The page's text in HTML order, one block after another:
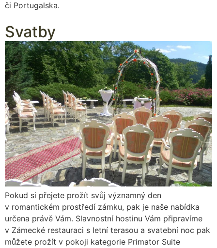
či Portugalska.
Svatby
Pokud si přejete prožít svůj významný den
v romantickém prostředí zámku, pak je naše nabídka
určena právě Vám. Slavnostní hostinu Vám připravíme
v Zámecké restauraci s letní terasou a svatební noc pak
můžete prožít v pokoji kategorie Primator Suite